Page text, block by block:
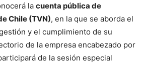
la cuenta pública de
Chile (TVN), en la que se aborda el
y el cumplimiento de su
de la empresa encabezado por
de la sesión especial